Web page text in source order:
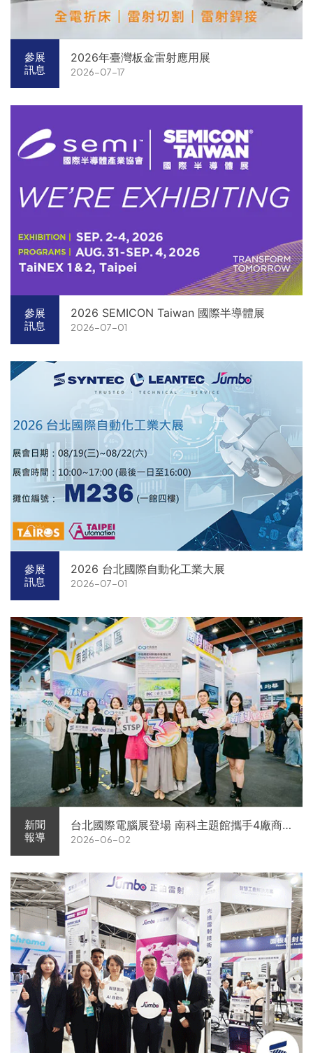
參展
訊息
2026年臺灣板金雷射應用展
2026-07-17
參展
訊息
2026 SEMICON Taiwan 國際半導體展
2026-07-01
參展
訊息
2026 台北國際自動化工業大展
2026-07-01
新聞
報導
台北國際電腦展登場 南科主題館攜手4廠商
展現AI供應鏈實力
2026-06-02